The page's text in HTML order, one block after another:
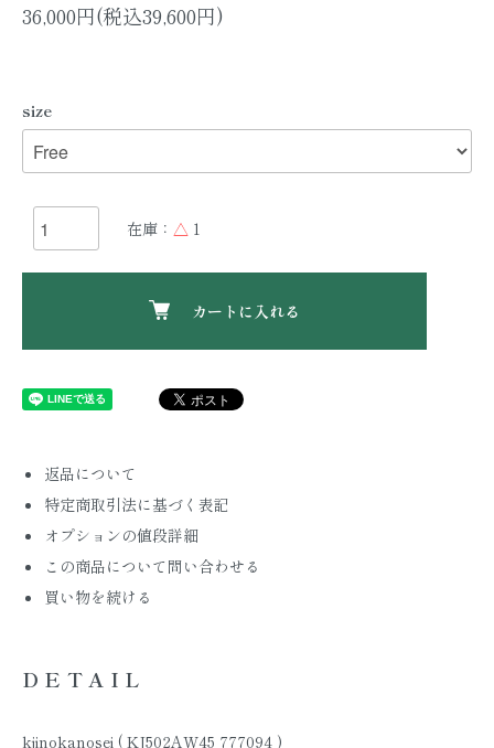
36,000円(税込39,600円)
size
在庫： △ 1
カートに入れる
返品について
特定商取引法に基づく表記
オプションの値段詳細
この商品について問い合わせる
買い物を続ける
DETAIL
kjinokanosei ( KJ502AW45 777094 )